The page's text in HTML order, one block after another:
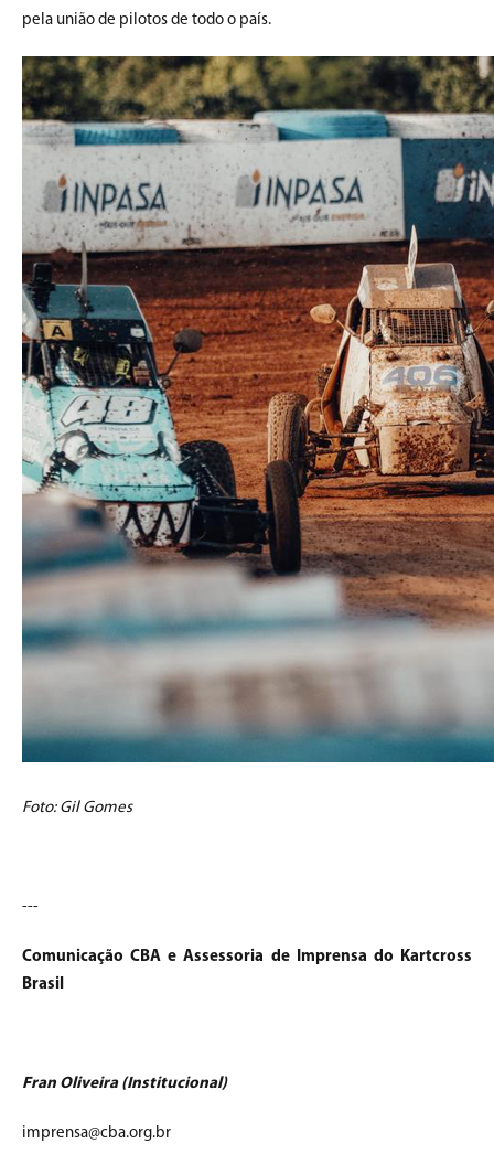
pela união de pilotos de todo o país.
Foto: Gil Gomes
---
Comunicação CBA e Assessoria de Imprensa do Kartcross
Brasil
Fran Oliveira (Institucional)
imprensa@cba.org.br